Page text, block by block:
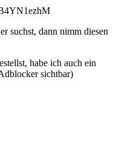
suchst, dann nimm diesen
habe ich auch ein
sichtbar)